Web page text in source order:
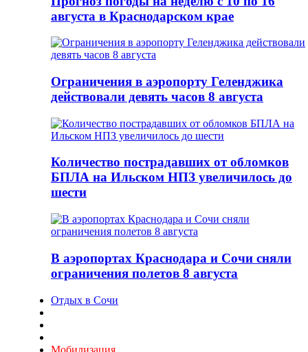
августа в Краснодарском крае
Ограничения в аэропорту Геленджика
действовали девять часов 8 августа
Количество пострадавших от обломков
БПЛА на Ильском НПЗ увеличилось до
шести
В аэропортах Краснодара и Сочи сняли
ограничения полетов 8 августа
Отдых в Сочи
Мобилизация